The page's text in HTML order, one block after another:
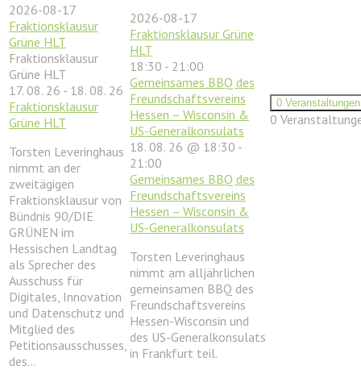
2026-08-17
Fraktionsklausur
Grüne HLT
Fraktionsklausur
Grüne HLT
17. 08. 26 - 18. 08. 26
Fraktionsklausur
Grüne HLT
Torsten Leveringhaus
nimmt an der
zweitägigen
Fraktionsklausur von
Bündnis 90/DIE
GRÜNEN im
Hessischen Landtag
als Sprecher des
Ausschuss für
Digitales, Innovation
und Datenschutz und
Mitglied des
Petitionsausschusses,
des…
2026-08-17
Fraktionsklausur Grüne
HLT
18:30 - 21:00
Gemeinsames BBQ des
Freundschaftsvereins
Hessen – Wisconsin &
US-Generalkonsulats
18. 08. 26 @ 18:30 -
21:00
Gemeinsames BBQ des
Freundschaftsvereins
Hessen – Wisconsin &
US-Generalkonsulats
Torsten Leveringhaus
nimmt am alljährlichen
gemeinsamen BBQ des
Freundschaftsvereins
Hessen-Wisconsin und
des US-Generalkonsulats
in Frankfurt teil.
0
0